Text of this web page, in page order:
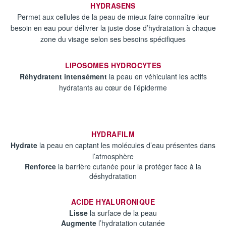
HYDRASENS
Permet aux cellules de la peau de mieux faire connaître leur
besoin en eau pour délivrer la juste dose d’hydratation à chaque
zone du visage selon ses besoins spécifiques​
LIPOSOMES HYDROCYTES
Réhydratent intensémentla peau ​en véhiculant les actifs
hydratants au cœur de l’épiderme​
HYDRAFILM
Hydrate la peau en captant les molécules d’eau présentes dans
l’atmosphère
Renforce la barrière cutanée pour la protéger face à la
déshydratation​
ACIDE HYALURONIQUE
Lisse la surface de la peau​
Augmente l’hydratation cutanée​